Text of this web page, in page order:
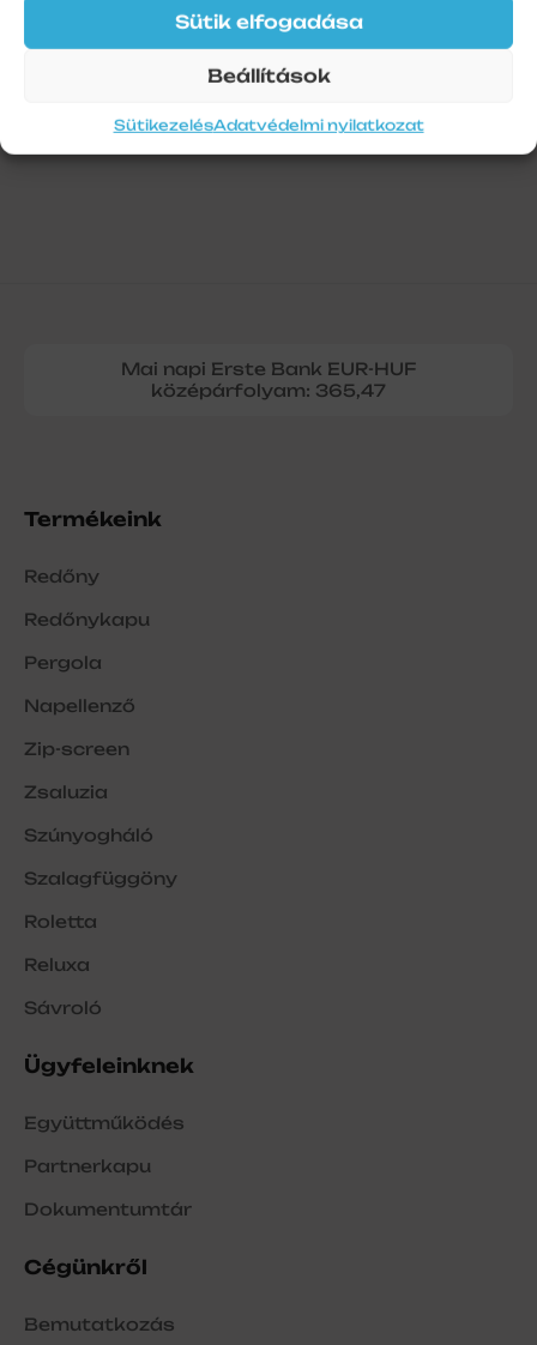
Sütik elfogadása
Beállítások
SütikezelésAdatvédelmi nyilatkozat
Mai napi Erste Bank EUR-HUF
középárfolyam: 365,47
Termékeink
Redőny
Redőnykapu
Pergola
Napellenző
Zip-screen
Zsaluzia
Szúnyogháló
Szalagfüggöny
Roletta
Reluxa
Sávroló
Ügyfeleinknek
Együttműködés
Partnerkapu
Dokumentumtár
Cégünkről
Bemutatkozás